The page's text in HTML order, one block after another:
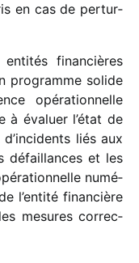
en cas de pertur­
finan­cières
programme solide
opéra­tion­nelle
à évaluer l’état de
liés aux
défaillances et les
numé­
l’entité finan­cière
mesures correc­